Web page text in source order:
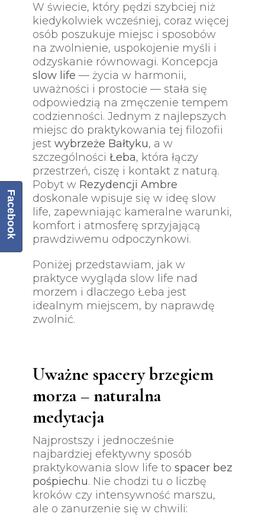
W świecie, który pędzi szybciej niż
kiedykolwiek wcześniej, coraz więcej
osób poszukuje miejsc i sposobów
na zwolnienie, uspokojenie myśli i
odzyskanie równowagi. Koncepcja
slow life — życia w harmonii,
uważności i prostocie — stała się
odpowiedzią na zmęczenie tempem
codzienności. Jednym z najlepszych
miejsc do praktykowania tej filozofii
jest wybrzeże Bałtyku, a w
szczególności Łeba, która łączy
przestrzeń, ciszę i kontakt z naturą.
Pobyt w Rezydencji Ambre
doskonale wpisuje się w ideę slow
life, zapewniając kameralne warunki,
komfort i atmosferę sprzyjającą
prawdziwemu odpoczynkowi.
Poniżej przedstawiam, jak w
praktyce wygląda slow life nad
morzem i dlaczego Łeba jest
idealnym miejscem, by naprawdę
zwolnić.
Uważne spacery brzegiem
morza – naturalna
medytacja
Najprostszy i jednocześnie
najbardziej efektywny sposób
praktykowania slow life to spacer bez
pośpiechu. Nie chodzi tu o liczbę
kroków czy intensywność marszu,
ale o zanurzenie się w chwili:
Facebook